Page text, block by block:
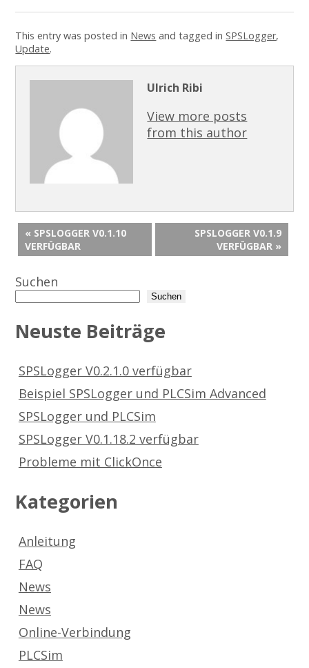
This entry was posted in News and tagged inSPSLogger,
Update.
Ulrich Ribi
View more posts
from this author
« SPSLOGGER V0.1.10
VERFÜGBAR
SPSLOGGER V0.1.9
VERFÜGBAR »
Suchen
Suchen
Neuste Beiträge
SPSLogger V0.2.1.0 verfügbar
Beispiel SPSLogger und PLCSim Advanced
SPSLogger und PLCSim
SPSLogger V0.1.18.2 verfügbar
Probleme mit ClickOnce
Kategorien
Anleitung
FAQ
News
News
Online-Verbindung
PLCSim